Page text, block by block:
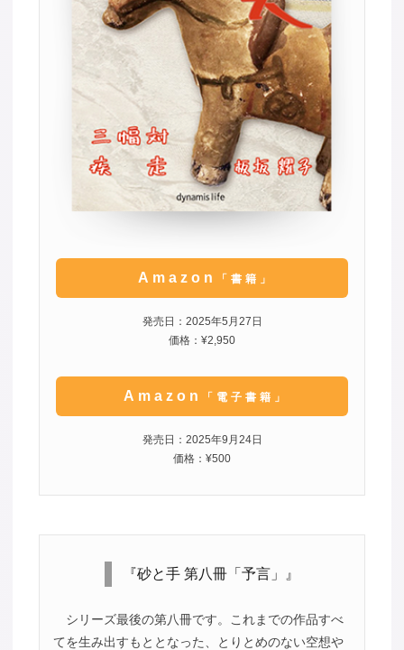
Amazon 「書籍」
発売日：2025年5月27日
価格：¥2,950
Amazon 「電子書籍」
発売日：2025年9月24日
価格：¥500
『砂と手 第八冊「予言」』
シリーズ最後の第八冊です。これまでの作品すべ
てを生み出すもととなった、とりとめのない空想や